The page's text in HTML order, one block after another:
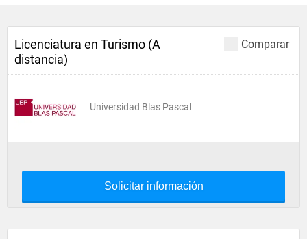
Comparar
Licenciatura en Turismo (A
distancia)
Universidad Blas Pascal
Solicitar información